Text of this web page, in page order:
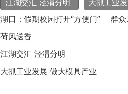
‌江湖交汇 泾渭分明‌
大抓工业
模具产业
湖口：假期校园打开“方便门” 群众
圈”
荷风送香
‌江湖交汇 泾渭分明‌
大抓工业发展 做大模具产业